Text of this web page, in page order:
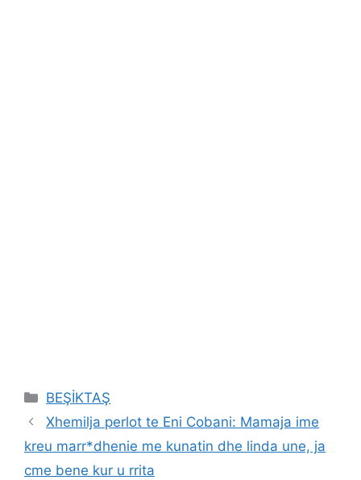
Categories
BEŞİKTAŞ
Xhemilja perlot te Eni Cobani: Mamaja ime
kreu marr*dhenie me kunatin dhe linda une, ja
cme bene kur u rrita